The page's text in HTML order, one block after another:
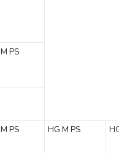
M PS
M PS HG M PS